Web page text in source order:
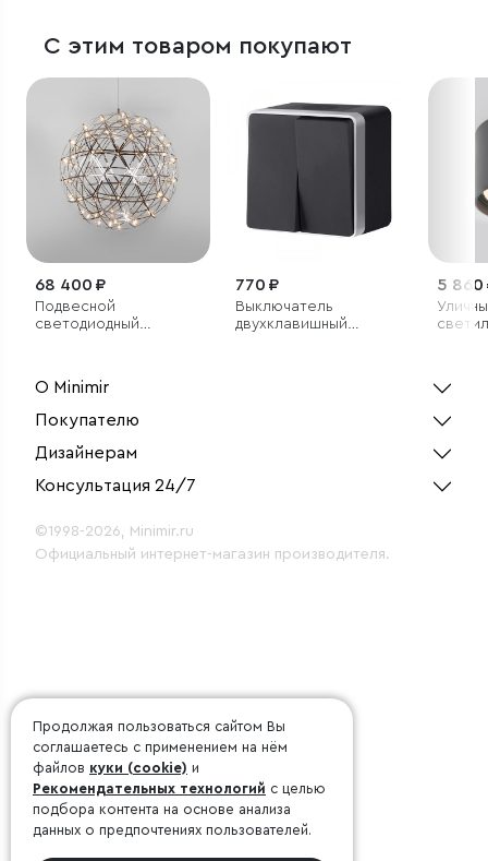
С этим товаром покупают
68 400 ₽
Подвесной
светодиодный
770 ₽
Выключатель
двухклавишный
5 860
О Minimir
Покупателю
Дизайнерам
Консультация 24/7
©1998-2026, Minimir.ru
Официальный интернет-магазин производителя.
Продолжая пользоваться сайтом Вы
соглашаетесь с применением на нём
файлов куки (cookie) и
Рекомендательных технологий с целью
подбора контента на основе анализа
данных о предпочтениях пользователей.